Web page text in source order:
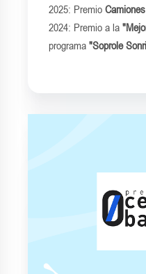
2025: Premio
2024: Premio a la
programa "Soprole